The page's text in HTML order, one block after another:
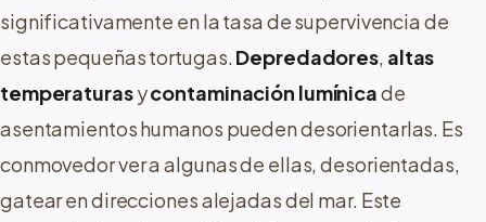
significativamente en la tasa de supervivencia de
estas pequeñas tortugas.Depredadores, altas
temperaturasycontaminación lumínicade
asentamientos humanos pueden desorientarlas. Es
conmovedor ver a algunas de ellas, desorientadas,
gatear en direcciones alejadas del mar. Este